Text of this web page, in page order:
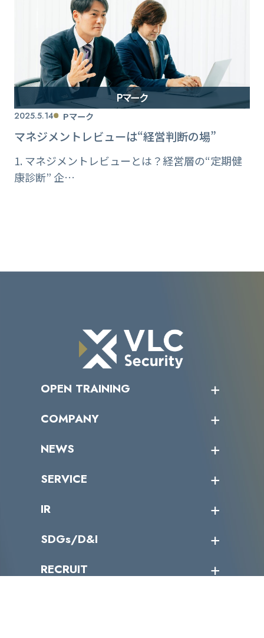
Pマーク
2025.5.14 Pマーク
マネジメントレビューは“経営判断の場”
1. マネジメントレビューとは？経営層の“定期健
康診断” 企…
OPEN TRAINING
受講者の声
COMPANY
トップメッセージ
ミッション／ビジョン
パートナー企業一覧
NEWS
サイバーニュース
SERVICE
カテゴリー別サービス一覧
IR
IRカレンダー
IRライブラリー
SDGs/D&I
当グループのマテリアリティ
RECRUIT